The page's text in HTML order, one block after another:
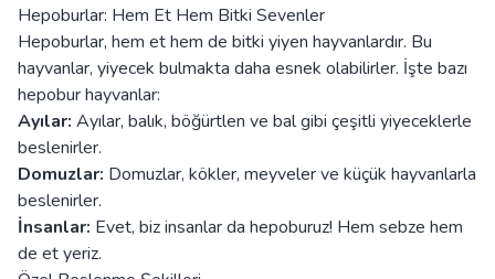
Hepoburlar: Hem Et Hem Bitki Sevenler
Hepoburlar, hem et hem de bitki yiyen hayvanlardır. Bu
hayvanlar, yiyecek bulmakta daha esnek olabilirler. İşte bazı
hepobur hayvanlar:
Ayılar: Ayılar, balık, böğürtlen ve bal gibi çeşitli yiyeceklerle
beslenirler.
Domuzlar: Domuzlar, kökler, meyveler ve küçük hayvanlarla
beslenirler.
İnsanlar: Evet, biz insanlar da hepoburuz! Hem sebze hem
de et yeriz.